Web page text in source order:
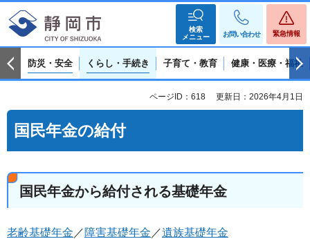
検索
メニュー
お問い合わせ 緊急情報
防災・安全 くらし・手続き 子育て・教育 健康・医療・福祉
ページID：618 更新日：2026年4月1日
国民年金の給付
国民年金から給付される基礎年金
老齢基礎年金 ／障害基礎年金 ／遺族基礎年金